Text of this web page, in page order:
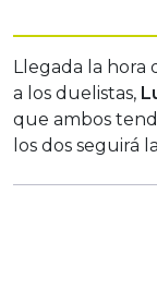
Llegada la
a los duelistas,
que ambos
los dos seguirá